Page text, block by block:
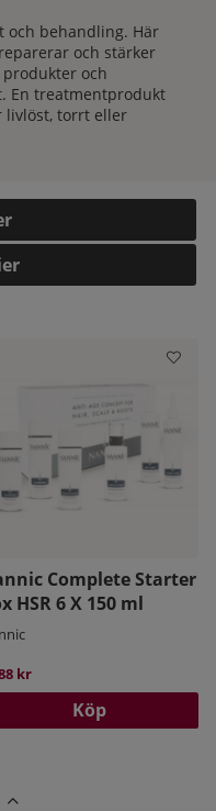
och behandling. Här
och stärker
och
En treatmentprodukt
livlöst, torrt eller
Complete Starter
HSR 6 X 150 ml
kr
Köp